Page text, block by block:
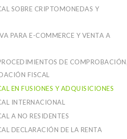
SOBRE CRIPTOMONEDAS Y
PARA E-COMMERCE Y VENTA A
DE
FISCAL
EN FUSIONES Y ADQUISICIONES
INTERNACIONAL
A NO RESIDENTES
DECLARACIÓN DE LA RENTA